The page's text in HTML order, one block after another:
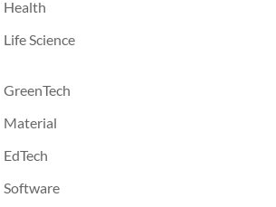
Health
Life Science
GreenTech
Material
EdTech
Software